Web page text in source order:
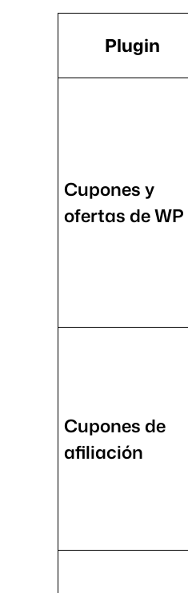
Plugin
Cupones y
ofertas de WP
Cupones de
afiliación